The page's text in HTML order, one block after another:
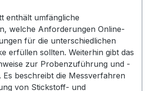
enthält umfängliche
welche Anforderungen Online-
für die unterschiedlichen
erfüllen sollten. Weiterhin gibt das
zur Probenzuführung und -
Es beschreibt die Messverfahren
von Stickstoff- und